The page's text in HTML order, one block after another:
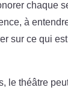
chaque
à
sur ce qui
le théâtre